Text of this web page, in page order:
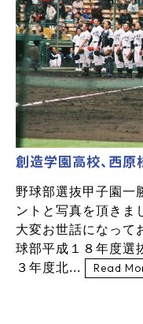
創造学園高校、西原
野球部選抜甲子園一
ントと写真を頂きま
大変お世話になって
球部平成１８年度選
３年度北...
Read